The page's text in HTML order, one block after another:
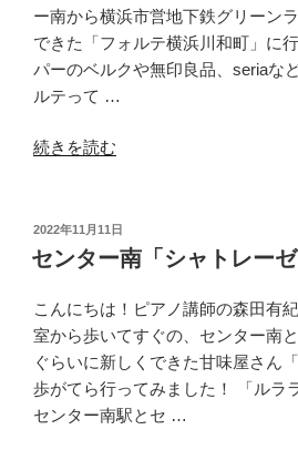
ラ
ー
滑
り
と
ケ
ー
の
ー南から横浜市営地下鉄グリーン
できた「フォルテ横浜川和町」に
パーのベルクや無印良品、seriaな
ルテって …
“川
「フ
ォ
テ」”
の
続きを読む
投
稿
日:
2022年11月11日
センター南「シャトレーゼ
こんにちは！ピアノ講師の森田有
室から歩いてすぐの、センター南
ぐらいに新しくできた甘味屋さん
歩がてら行ってみました！ 「ルラ
センター南駅とセ …